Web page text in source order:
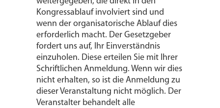
Kongressablauf involviert sind und
wenn der organisatorische Ablauf dies
erforderlich macht. Der Gesetzgeber
fordert uns auf, Ihr Einverständnis
einzuholen. Diese erteilen Sie mit Ihrer
Schriftlichen Anmeldung. Wenn wir dies
nicht erhalten, so ist die Anmeldung zu
dieser Veranstaltung nicht möglich. Der
Veranstalter behandelt alle